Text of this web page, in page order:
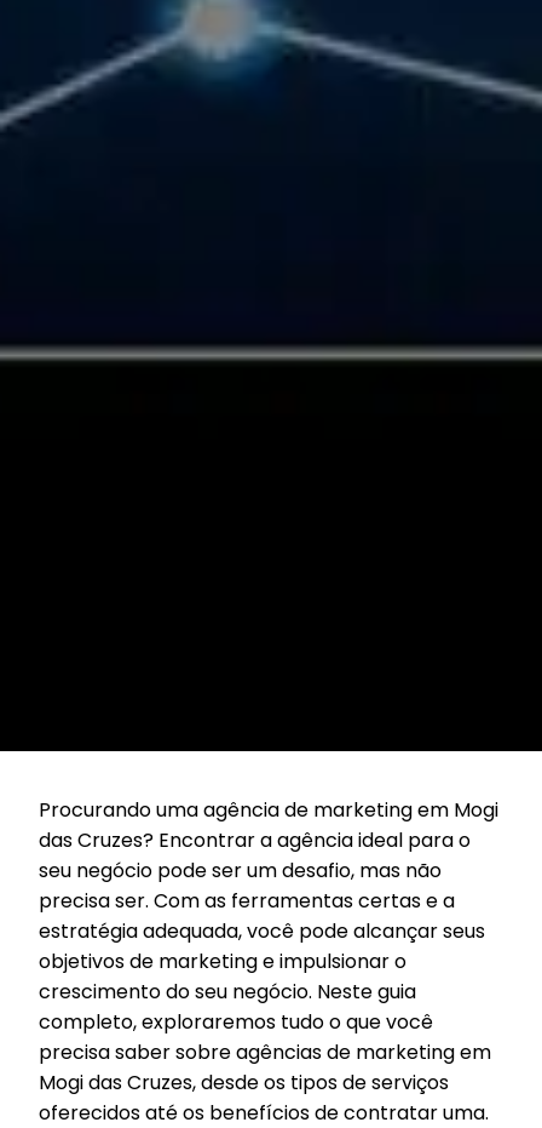
Procurando uma agência de marketing em Mogi
das Cruzes? Encontrar a agência ideal para o
seu negócio pode ser um desafio, mas não
precisa ser. Com as ferramentas certas e a
estratégia adequada, você pode alcançar seus
objetivos de marketing e impulsionar o
crescimento do seu negócio. Neste guia
completo, exploraremos tudo o que você
precisa saber sobre agências de marketing em
Mogi das Cruzes, desde os tipos de serviços
oferecidos até os benefícios de contratar uma.